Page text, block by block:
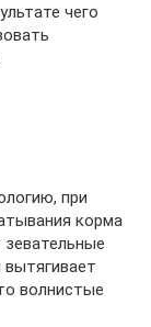
чего
при
корма
волнистые